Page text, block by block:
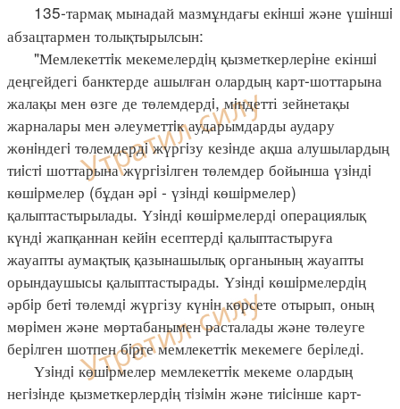
135-тармақ мынадай мазмұндағы екiншi және үшiншi
абзацтармен толықтырылсын:
"Мемлекеттiк мекемелердiң қызметкерлерiне екіншi
деңгейдегі банктерде ашылған олардың карт-шоттарына
жалақы мен өзге де төлемдердi, мiндетті зейнетақы
жарналары мен әлеуметтiк аударымдарды аудару
жөнiндегi төлемдердi жүргiзу кезiнде ақша алушылардың
тиiстi шоттарына жүргiзiлген төлемдер бойынша үзiндi
көшiрмелер (бұдан әрi - үзiндi көшiрмелер)
қалыптастырылады. Үзiндi көшiрмелердi операциялық
күндi жапқаннан кейiн есептердi қалыптастыруға
жауапты аумақтық қазынашылық органының жауапты
орындаушысы қалыптастырады. Үзiндi көшiрмелердiң
әрбiр бетi төлемдi жүргізу күнiн көрсете отырып, оның
мөрiмен және мөртабанымен расталады және төлеуге
берiлген шотпен бiрге мемлекеттiк мекемеге берiледi.
Үзiндi көшiрмелер мемлекеттiк мекеме олардың
негiзiнде қызметкерлердiң тiзiмiн және тиiсiнше карт-